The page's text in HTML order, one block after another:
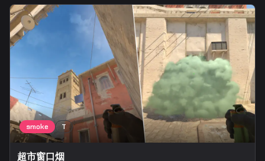
超市窗口烟